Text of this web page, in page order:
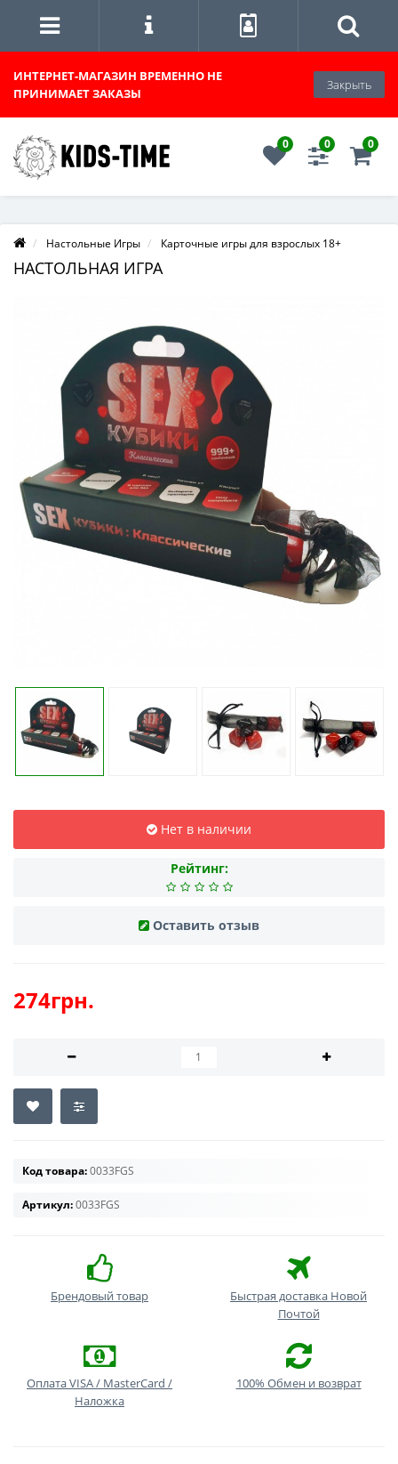
ИНТЕРНЕТ-МАГАЗИН ВРЕМЕННО НЕ
ПРИНИМАЕТ ЗАКАЗЫ
Закрыть
0 0 0
Настольные Игры Карточные игры для взрослых 18+
НАСТОЛЬНАЯ ИГРА
Нет в наличии
Рейтинг:
Оставить отзыв
274грн.
Код товара:0033FGS
Артикул:0033FGS
Брендовый товар
Быстрая доставка Новой
Почтой
Оплата VISA / MasterCard /
Наложка
100% Обмен и возврат